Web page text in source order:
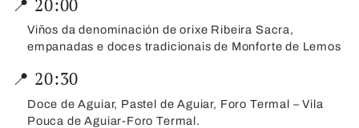
📍 20:00
Viños da denominación de orixe Ribeira Sacra,
empanadas e doces tradicionais de Monforte de Lemos
📍 20:30
Doce de Aguiar, Pastel de Aguiar, Foro Termal – Vila
Pouca de Aguiar-Foro Termal.